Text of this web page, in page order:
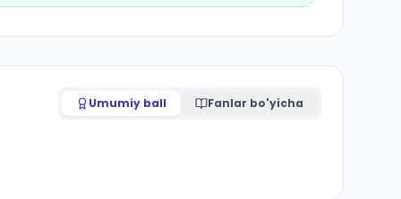
Umumiy ball Fanlar bo'yicha